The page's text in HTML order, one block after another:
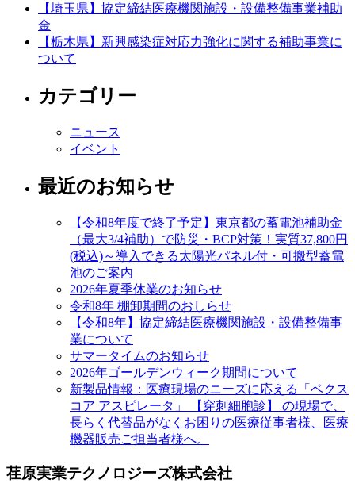
【埼玉県】協定締結医療機関施設・設備整備事業補助
金
【栃木県】新興感染症対応力強化に関する補助事業に
ついて
カテゴリー
ニュース
イベント
最近のお知らせ
【令和8年度で終了予定】東京都の蓄電池補助金
（最大3/4補助）で防災・BCP対策！実質37,800円
(税込)～導入できる太陽光パネル付・可搬型蓄電
池のご案内
2026年夏季休業のお知らせ
令和8年 棚卸期間のおしらせ
【令和8年】協定締結医療機関施設・設備整備事
業について
サマータイムのお知らせ
2026年ゴールデンウィーク期間について
新製品情報：医療現場のニーズに応える「ベクス
コア アスピレータ」 【穿刺細胞診】 の現場で、
長らく代替品がなくお困りの医療従事者様、医療
機器販売ご担当者様へ。
荏原実業テクノロジーズ株式会社